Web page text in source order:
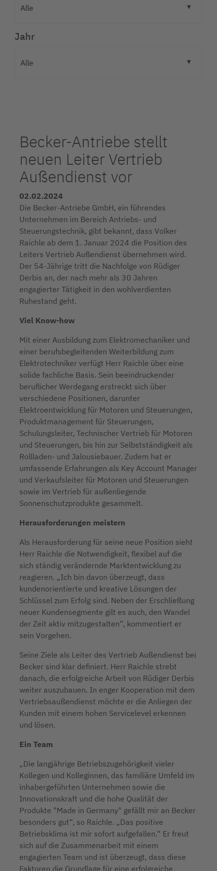
Jahr
Becker-Antriebe stellt
neuen Leiter Vertrieb
Außendienst vor
02.02.2024
Die Becker-Antriebe GmbH, ein führendes
Unternehmen im Bereich Antriebs- und
Steuerungstechnik, gibt bekannt, dass Volker
Raichle ab dem 1. Januar 2024 die Position des
Leiters Vertrieb Außendienst übernehmen wird.
Der 54-Jährige tritt die Nachfolge von Rüdiger
Derbis an, der nach mehr als 30 Jahren
engagierter Tätigkeit in den wohlverdienten
Ruhestand geht.
Viel Know-how
Mit einer Ausbildung zum Elektromechaniker und
einer berufsbegleitenden Weiterbildung zum
Elektrotechniker verfügt Herr Raichle über eine
solide fachliche Basis. Sein beeindruckender
beruflicher Werdegang erstreckt sich über
verschiedene Positionen, darunter
Elektroentwicklung für Motoren und Steuerungen,
Produktmanagement für Steuerungen,
Schulungsleiter, Technischer Vertrieb für Motoren
und Steuerungen, bis hin zur Selbstständigkeit als
Rollladen- und Jalousiebauer. Zudem hat er
umfassende Erfahrungen als Key Account Manager
und Verkaufsleiter für Motoren und Steuerungen
sowie im Vertrieb für außenliegende
Sonnenschutzprodukte gesammelt.
Herausforderungen meistern
Als Herausforderung für seine neue Position sieht
Herr Raichle die Notwendigkeit, flexibel auf die
sich ständig verändernde Marktentwicklung zu
reagieren. „Ich bin davon überzeugt, dass
kundenorientierte und kreative Lösungen der
Schlüssel zum Erfolg sind. Neben der Erschließung
neuer Kundensegmente gilt es auch, den Wandel
der Zeit aktiv mitzugestalten“, kommentiert er
sein Vorgehen.
Seine Ziele als Leiter des Vertrieb Außendienst bei
Becker sind klar definiert. Herr Raichle strebt
danach, die erfolgreiche Arbeit von Rüdiger Derbis
weiter auszubauen. In enger Kooperation mit dem
Vertriebsaußendienst möchte er die Anliegen der
Kunden mit einem hohen Servicelevel erkennen
und lösen.
Ein Team
„Die langjährige Betriebszugehörigkeit vieler
Kollegen und Kolleginnen, das familiäre Umfeld im
inhabergeführten Unternehmen sowie die
Innovationskraft und die hohe Qualität der
Produkte "Made in Germany" gefällt mir an Becker
besonders gut“, so Raichle. „Das positive
Betriebsklima ist mir sofort aufgefallen.“ Er freut
sich auf die Zusammenarbeit mit einem
engagierten Team und ist überzeugt, dass diese
Faktoren die Grundlage für eine erfolgreiche